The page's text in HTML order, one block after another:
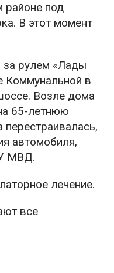
районе под
В этот момент
за рулем «Лады
Коммунальной в
Возле дома
65-летнюю
автомобиля,
МВД.
лечение.
все